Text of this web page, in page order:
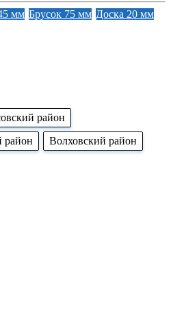
мм Брусок 75 мм Доска 20 мм
район
район
Волховский район